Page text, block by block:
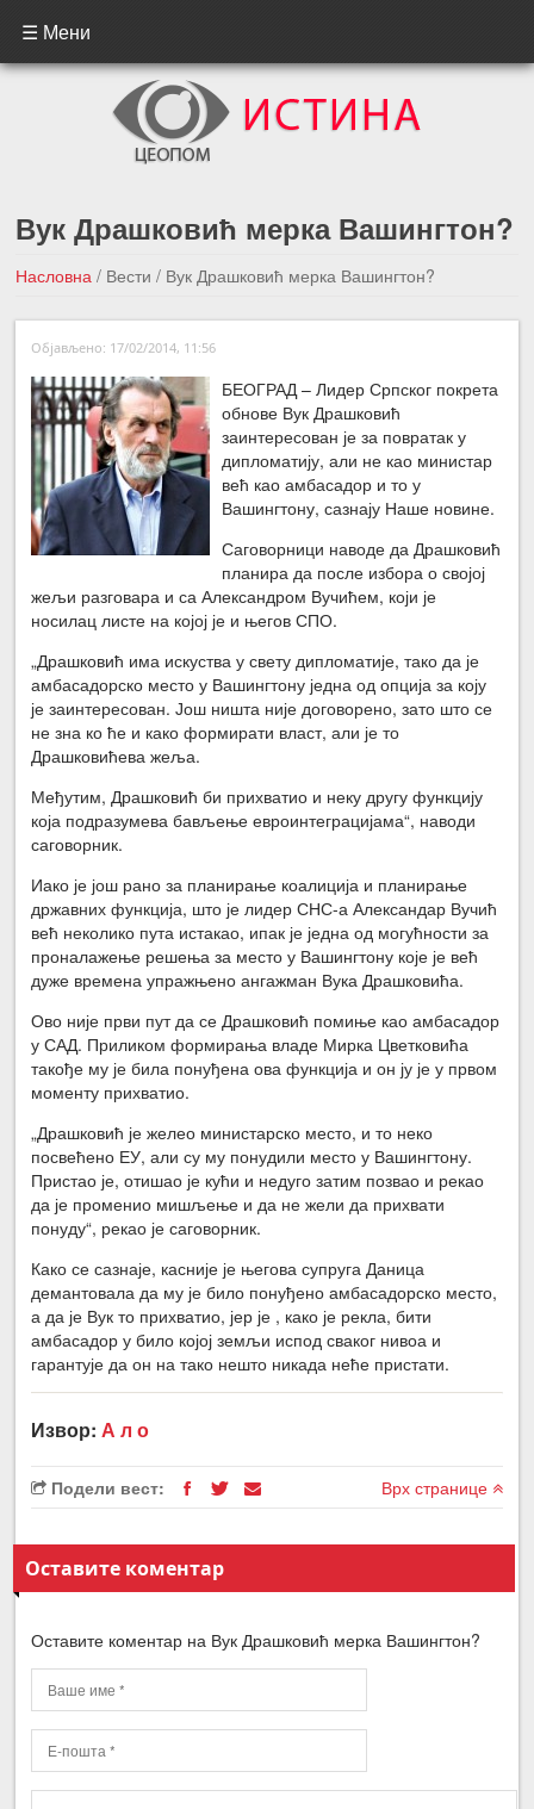
☰ Мени
Вук Драшковић мерка Вашингтон?
Насловна / Вести/ Вук Драшковић мерка Вашингтон?
←Претходна вест
Следећа вест →
Објављено: 17/02/2014, 11:56
БЕОГРАД – Лидер Српског покрета
обнове Вук Драшковић
заинтересован је за повратак у
дипломатију, али не као министар
већ као амбасадор и то у
Вашингтону, сазнају Наше новине.
Саговорници наводе да Драшковић
планира да после избора о својој
жељи разговара и са Александром Вучићем, који је
носилац листе на којој је и његов СПО.
„Драшковић има искуства у свету дипломатије, тако да је
амбасадорско место у Вашингтону једна од опција за коју
је заинтересован. Још ништа није договорено, зато што се
не зна ко ће и како формирати власт, али је то
Драшковићева жеља.
Међутим, Драшковић би прихватио и неку другу функцију
која подразумева бављење евроинтеграцијама“, наводи
саговорник.
Иако је још рано за планирање коалиција и планирање
државних функција, што је лидер СНС-а Александар Вучић
већ неколико пута истакао, ипак је једна од могућности за
проналажење решења за место у Вашингтону које је већ
дуже времена упражњено ангажман Вука Драшковића.
Ово није први пут да се Драшковић помиње као амбасадор
у САД. Приликом формирања владе Мирка Цветковића
такође му је била понуђена ова функција и он ју је у првом
моменту прихватио.
„Драшковић је желео министарско место, и то неко
посвећено ЕУ, али су му понудили место у Вашингтону.
Пристао је, отишао је кући и недуго затим позвао и рекао
да је променио мишљење и да не жели да прихвати
понуду“, рекао је саговорник.
Како се сазнаје, касније је његова супруга Даница
демантовала да му је било понуђено амбасадорско место,
а да је Вук то прихватио, јер је , како је рекла, бити
амбасадор у било којој земљи испод сваког нивоа и
гарантује да он на тако нешто никада неће пристати.
Извор:А л о
Подели вест: Врх странице
Оставите коментар
Оставите коментар на Вук Драшковић мерка Вашингтон?